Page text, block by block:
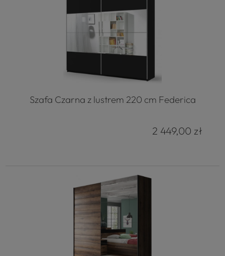
Szafa Czarna z lustrem 220 cm Federica
2 449,00 zł